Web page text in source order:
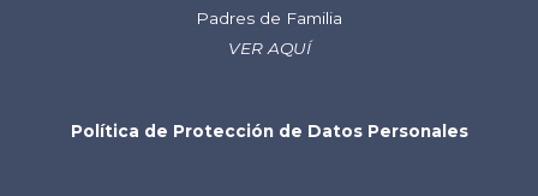
Padres de Familia
VER AQUÍ
Política de Protección de Datos Personales